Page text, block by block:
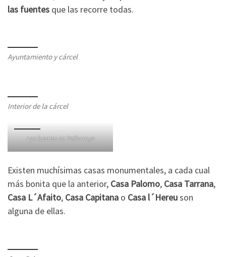
las fuentes que las recorre todas.
Ayuntamiento y cárcel
Interior de la cárcel
Las fuentes de Peñarroya
Existen muchísimas casas monumentales, a cada cual
más bonita que la anterior, Casa Palomo, Casa Tarrana,
Casa L´Afaito, Casa Capitana o Casa l´Hereuson
alguna de ellas.